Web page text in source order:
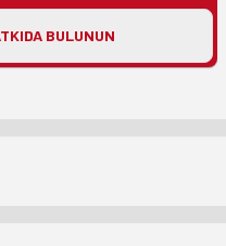
BULUNUN